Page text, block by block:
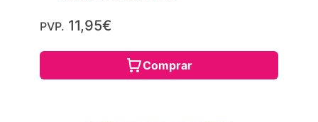
PVP. 11,95€
Comprar